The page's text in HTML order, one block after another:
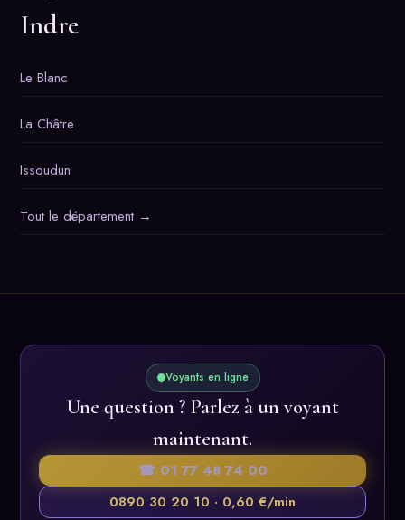
Indre
Le Blanc
La Châtre
Issoudun
Tout le département →
Voyants en ligne
Une question ? Parlez à un voyant
maintenant.
☎ 01 77 48 74 00
0890 30 20 10 · 0,60 €/min